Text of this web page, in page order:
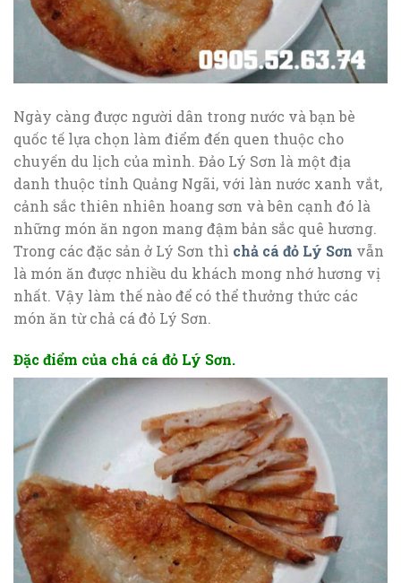
Ngày càng được người dân trong nước và bạn bè
quốc tế lựa chọn làm điểm đến quen thuộc cho
chuyến du lịch của mình. Đảo Lý Sơn là một địa
danh thuộc tỉnh Quảng Ngãi, với làn nước xanh vắt,
cảnh sắc thiên nhiên hoang sơn và bên cạnh đó là
những món ăn ngon mang đậm bản sắc quê hương.
Trong các đặc sản ở Lý Sơn thì chả cá đỏ Lý Sơn vẫn
là món ăn được nhiều du khách mong nhớ hương vị
nhất. Vậy làm thế nào để có thể thưởng thức các
món ăn từ chả cá đỏ Lý Sơn.
Đặc điểm của chá cá đỏ Lý Sơn.